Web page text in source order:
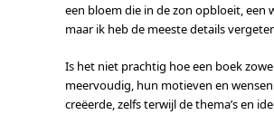
een bloem die in de zon opbloeit, een
maar ik heb de meeste details
Is het niet prachtig hoe een boek
meervoudig, hun motieven en
creëerde, zelfs terwijl de thema’s en